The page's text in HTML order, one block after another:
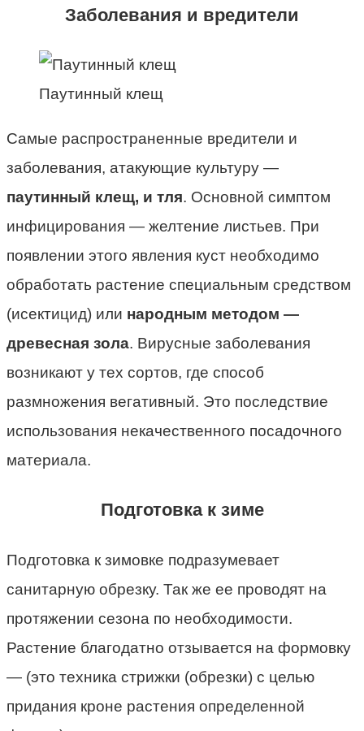
Заболевания и вредители
Паутинный клещ
Самые распространенные вредители и
заболевания, атакующие культуру —
паутинный клещ, и тля. Основной симптом
инфицирования — желтение листьев. При
появлении этого явления куст необходимо
обработать растение специальным средством
(исектицид) или народным методом —
древесная зола. Вирусные заболевания
возникают у тех сортов, где способ
размножения вегативный. Это последствие
использования некачественного посадочного
материала.
Подготовка к зиме
Подготовка к зимовке подразумевает
санитарную обрезку. Так же ее проводят на
протяжении сезона по необходимости.
Растение благодатно отзывается на формовку
— (это техника стрижки (обрезки) с целью
придания кроне растения определенной